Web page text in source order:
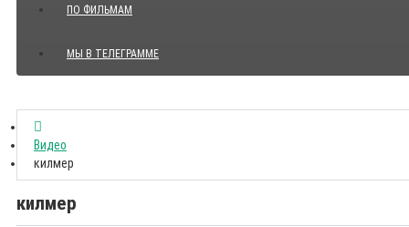
Показать все Цитаты с видео
ПО ФИЛЬМАМ
МЫ В ТЕЛЕГРАММЕ
Видео
килмер
килмер